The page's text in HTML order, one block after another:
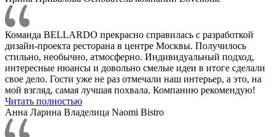
Команда BELLARDO прекрасно справилась с разработкой
дизайн-проекта ресторана в центре Москвы. Получилось
стильно, необычно, атмосферно. Индивидуальный подход,
интересные нюансы и довольно смелые идеи в итоге сделали
свое дело. Гости уже не раз отмечали наш интерьер, а это, на
мой взгляд, самая лучшая похвала. Компанию рекомендую!
Читать полностью
Анна Ларина Владелица Naomi Bistro